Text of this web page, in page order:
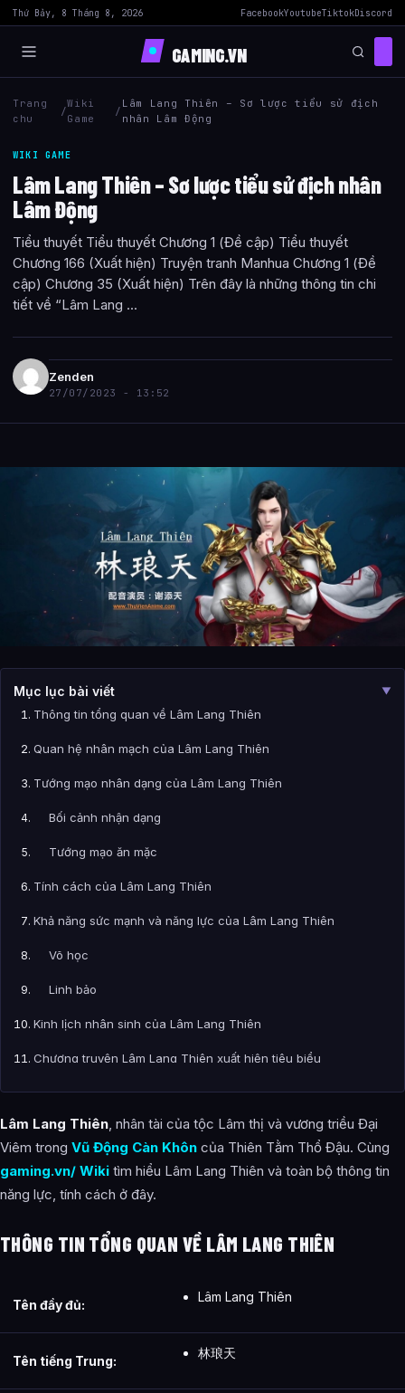
Thứ Bảy, 8 Tháng 8, 2026 FacebookYoutubeTiktokDiscord
GAMING.VN
Trang
chu
/
Wiki
Game
/
Lâm Lang Thiên – Sơ lược tiểu sử địch
nhân Lâm Động
WIKI GAME
Lâm Lang Thiên – Sơ lược tiểu sử địch nhân
Lâm Động
Tiểu thuyết Tiểu thuyết Chương 1 (Đề cập) Tiểu thuyết
Chương 166 (Xuất hiện) Truyện tranh Manhua Chương 1 (Đề
cập) Chương 35 (Xuất hiện) Trên đây là những thông tin chi
tiết về “Lâm Lang ...
Zenden
27/07/2023 - 13:52
Mục lục bài viết ▼
Thông tin tổng quan về Lâm Lang Thiên
Quan hệ nhân mạch của Lâm Lang Thiên
Tướng mạo nhân dạng của Lâm Lang Thiên
Bối cảnh nhận dạng
Tướng mạo ăn mặc
Tính cách của Lâm Lang Thiên
Khả năng sức mạnh và năng lực của Lâm Lang Thiên
Võ học
Linh bảo
Kinh lịch nhân sinh của Lâm Lang Thiên
Chương truyện Lâm Lang Thiên xuất hiện tiêu biểu
Bài Viết Liên Quan
Câu Hỏi Thường Gặp
Lâm Lang Thiên – Sơ lược tiểu sử địch nhân Lâm Động là
ai?
địch nhân Lâm Động như thế nào?
tiểu sử địch nhân Lâm Động là gì?
Lâm Động được tổng hợp từ đâu?
Lâm Lang Thiên, nhân tài của tộc Lâm thị và vương triều Đại
Viêm trong Vũ Động Càn Khôn của Thiên Tằm Thổ Đậu. Cùng
gaming.vn/ Wiki tìm hiểu Lâm Lang Thiên và toàn bộ thông tin
năng lực, tính cách ở đây.
THÔNG TIN TỔNG QUAN VỀ LÂM LANG THIÊN
Tên đầy đủ:
Lâm Lang Thiên
Tên tiếng Trung:
林琅天